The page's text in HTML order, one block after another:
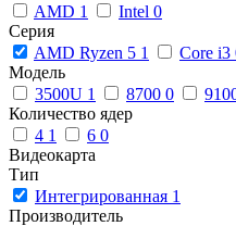
AMD 1 Intel 0
Серия
AMD Ryzen 5 1 Core i3
Модель
3500U 1 8700 0
Количество ядер
4 1 6 0
Видеокарта
Тип
Интегрированная 1
Производитель